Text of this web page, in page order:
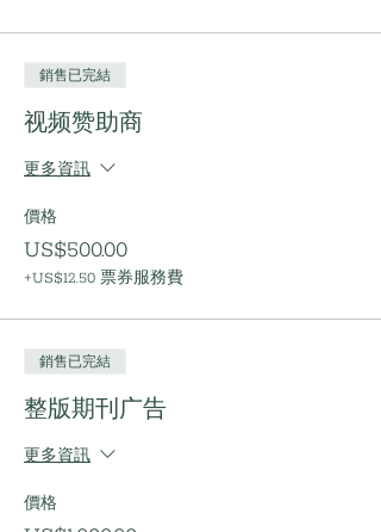
銷售已完結
视频赞助商
更多資訊
價格
US$500.00
+US$12.50 票券服務費
銷售已完結
整版期刊广告
更多資訊
價格